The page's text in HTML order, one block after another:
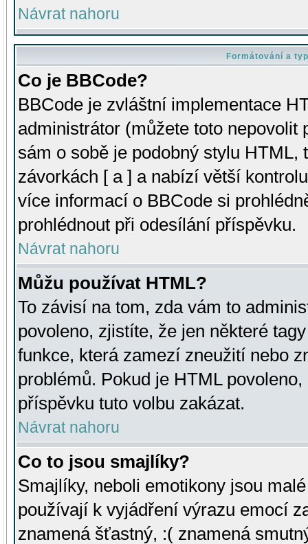
Návrat nahoru
Formátování a
Co je BBCode?
BBCode je zvláštní implementace
administrátor (můžete toto
sám o sobě je podobný stylu HTML,
závorkách [ a ] a nabízí větší
více informací o BBCode si
prohlédnout při odesílání příspěvku.
Návrat nahoru
Můžu používat HTML?
To závisí na tom, zda vám to
povoleno, zjistíte, že jen některé
funkce, která zamezí zneužití nebo
problémů. Pokud je HTML
příspěvku tuto volbu zakázat.
Návrat nahoru
Co to jsou smajlíky?
Smajlíky, neboli emotikony jsou
používají k vyjádření výrazu emocí
znamená šťastný, :( znamená